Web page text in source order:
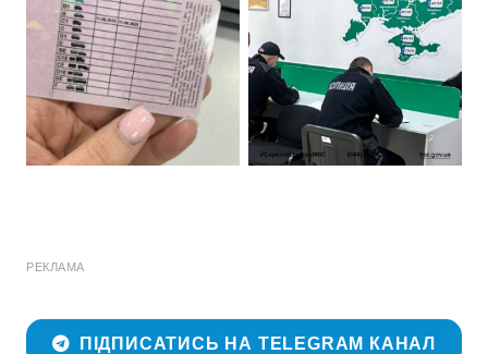
РЕКЛАМА
ПІДПИСАТИСЬ НА TELEGRAM КАНАЛ